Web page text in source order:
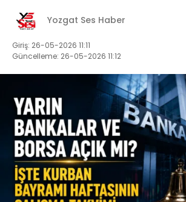
Yozgat Ses Haber
Giriş: 26-05-2026 11:11
Güncelleme: 26-05-2026 11:12